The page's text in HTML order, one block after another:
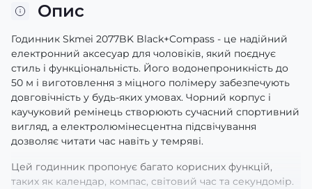
Опис
Годинник Skmei 2077BK Black+Compass - це надійний
електронний аксесуар для чоловіків, який поєднує
стиль і функціональність. Його водонепроникність до
50 м і виготовлення з міцного полімеру забезпечують
довговічність у будь-яких умовах. Чорний корпус і
каучуковий ремінець створюють сучасний спортивний
вигляд, а електролюмінесцентна підсвічування
дозволяє читати час навіть у темряві.
Цей годинник пропонує багато корисних функцій,
таких як календар, компас, світовий час та секундомір.